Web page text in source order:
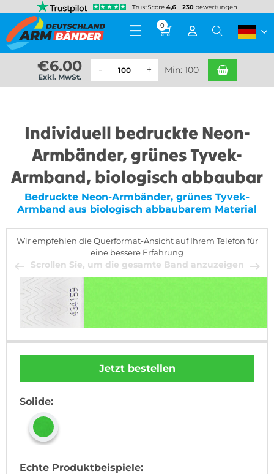
0
€6.00
Exkl. MwSt.
Min: 100
Individuell bedruckte Neon-
Armbänder, grünes Tyvek-
Armband, biologisch abbaubar
Bedruckte Neon-Armbänder, grünes Tyvek-
Armband aus biologisch abbaubarem Material
Wir empfehlen die Querformat-Ansicht auf Ihrem Telefon für
eine bessere Erfahrung
Scrollen Sie, um die gesamte Band anzuzeigen
Jetzt bestellen
Solide:
Echte Produktbeispiele: